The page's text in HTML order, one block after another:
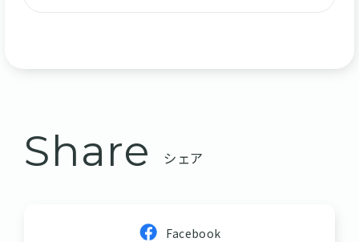
Share シェア
Facebook